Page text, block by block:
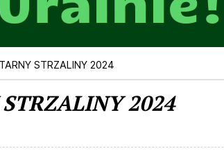
STRZALINY 2024
2024